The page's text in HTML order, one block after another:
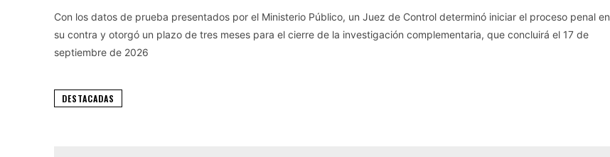
Con los datos de prueba presentados por el Ministerio Público, un Juez de Control determinó iniciar el proceso penal en
su contra y otorgó un plazo de tres meses para el cierre de la investigación complementaria, que concluirá el 17 de
septiembre de 2026
DESTACADAS